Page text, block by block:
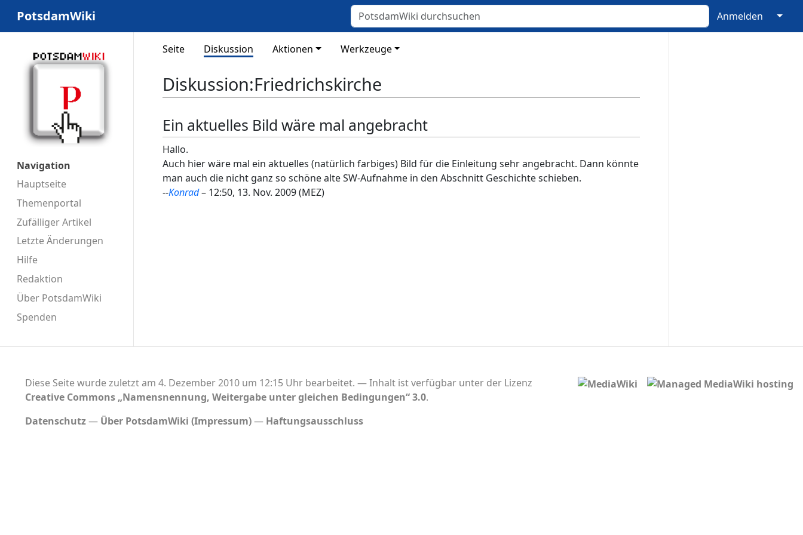
PotsdamWiki Anmelden ↓
Navigation
Hauptseite
Themenportal
Zufälliger Artikel
Letzte Änderungen
Hilfe
Redaktion
Über PotsdamWiki
Spenden
Seite Diskussion Aktionen Werkzeuge
Diskussion:Friedrichskirche
Ein aktuelles Bild wäre mal angebracht
Hallo.
Auch hier wäre mal ein aktuelles (natürlich farbiges) Bild für die Einleitung sehr angebracht. Dann könnte
man auch die nicht ganz so schöne alte SW-Aufnahme in den Abschnitt Geschichte schieben.
--Konrad– 12:50, 13. Nov. 2009 (MEZ)
Diese Seite wurde zuletzt am 4. Dezember 2010 um 12:15 Uhr bearbeitet.
Inhalt ist verfügbar unter der Lizenz
Creative Commons „Namensnennung, Weitergabe unter gleichen Bedingungen“ 3.0.
Datenschutz
Über PotsdamWiki (Impressum) Haftungsausschluss